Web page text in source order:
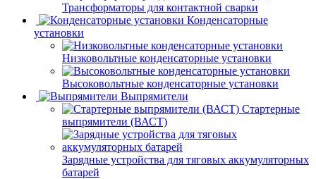
Трансформаторы для контактной сварки
Конденсаторные
установки
Низковольтные конденсаторные установки
Высоковольтные конденсаторные установки
Выпрямители
Стартерные
выпрямители (ВАСТ)
Зарядные устройства для тяговых аккумуляторных
батарей